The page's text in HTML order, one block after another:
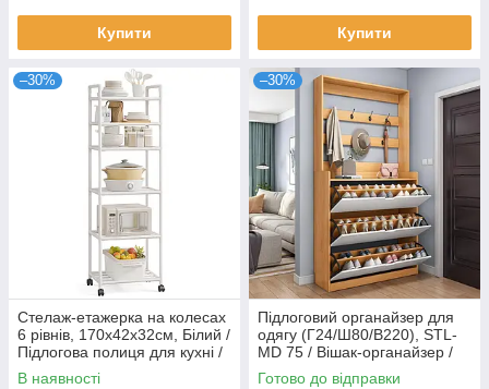
Купити Купити
–30%
Стелаж-етажерка на колесах
6 рівнів, 170х42х32см, Білий /
Підлогова полиця для кухні /
Полиця-етажерка
В наявності
–30%
Підлоговий органайзер для
одягу (Г24/Ш80/В220), STL-
MD 75 / Вішак-органайзер /
Вішалка в передпокій
Готово до відправки